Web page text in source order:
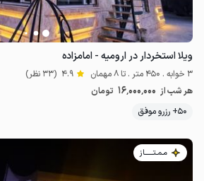
ویلا استخردار در ارومیه - امامزاده
3 خوابه . 450 متر . تا 8 مهمان 4.9 (33 نظر)
هر شب از 16٬000٬000 تومان
50+ رزرو موفق
مـمـتــــــاز